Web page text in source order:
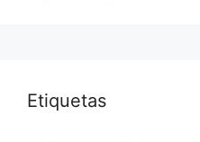
Etiquetas